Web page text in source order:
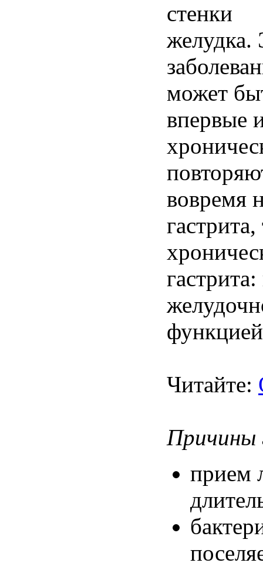
стенки
желудка.
может
впервые
вовремя
гастрита,
гастрита:
функцией
Читайте:
Причины
прием